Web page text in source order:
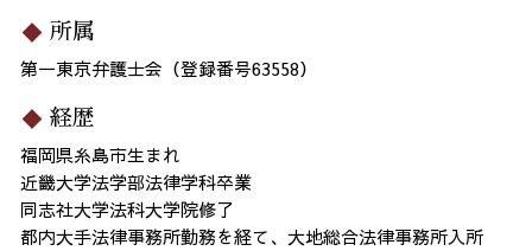
所属
第一東京弁護士会（登録番号63558）
経歴
福岡県糸島市生まれ
近畿大学法学部法律学科卒業
同志社大学法科大学院修了
都内大手法律事務所勤務を経て、大地総合法律事務所入所